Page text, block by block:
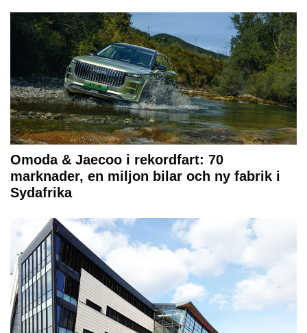
Omoda & Jaecoo i rekordfart: 70
marknader, en miljon bilar och ny fabrik i
Sydafrika